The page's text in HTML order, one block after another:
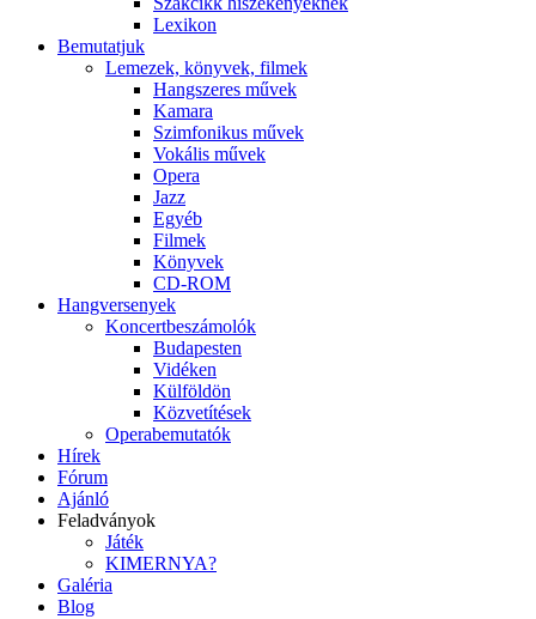
Lexikon
Bemutatjuk
Lemezek, könyvek, filmek
Hangszeres művek
Kamara
Szimfonikus művek
Vokális művek
Opera
Jazz
Egyéb
Filmek
Könyvek
CD-ROM
Hangversenyek
Koncertbeszámolók
Budapesten
Vidéken
Külföldön
Közvetítések
Operabemutatók
Hírek
Fórum
Ajánló
Feladványok
Játék
KIMERNYA?
Galéria
Blog